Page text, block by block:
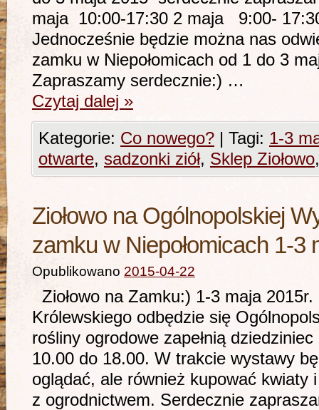
maja 10:00-17:30 2 maja 9:00-
Jednocześnie będzie można nas
zamku w Niepołomicach od 1 do 3
Zapraszamy serdecznie:) …
Czytaj dalej »
Kategorie: Co nowego? | Tagi: 1-3
otwarte, sadzonki ziół, Sklep Ziołowo
Ziołowo na Ogólnopolskiej
zamku w Niepołomicach 1-3
Opublikowano 2015-04-22
Ziołowo na Zamku:) 1-3 maja
Królewskiego odbędzie się
rośliny ogrodowe zapełnią
10.00 do 18.00. W trakcie wystawy
oglądać, ale również kupować kwiaty
z ogrodnictwem. Serdecznie